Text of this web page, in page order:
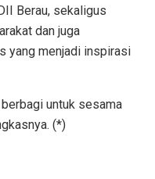
Berau, sekaligus
dan juga
yang menjadi inspirasi
untuk sesama
(*)